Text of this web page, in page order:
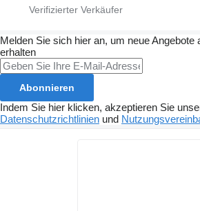
Melden Sie sich hier an, um neue Angebote
erhalten
Abonnieren
Indem Sie hier klicken, akzeptieren Sie
Datenschutzrichtlinien und